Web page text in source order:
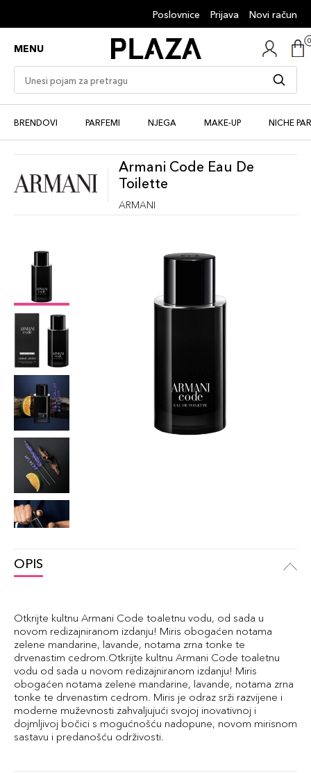
Poslovnice Prijava Novi račun
MENU
BRENDOVI PARFEMI NJEGA MAKE-UP NICHE
Armani Code Eau De
Toilette
ARMANI
OPIS
Otkrijte kultnu Armani Code toaletnu vodu, od sada u
novom redizajniranom izdanju! Miris obogaćen notama
zelene mandarine, lavande, notama zrna tonke te
drvenastim cedrom.Otkrijte kultnu Armani Code toaletnu
vodu od sada u novom redizajniranom izdanju! Miris
obogaćen notama zelene mandarine, lavande, notama zrna
tonke te drvenastim cedrom. Miris je odraz srži razvijene i
moderne muževnosti zahvaljujući svojoj inovativnoj i
dojmljivoj bočici s mogućnošću nadopune, novom mirisnom
sastavu i predanošću održivosti.